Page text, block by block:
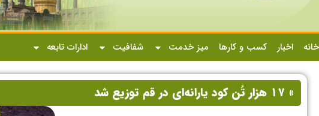
خانه
اخبار کسب و کارها میز خدمت شفافیت ادارات تابعه
» ۱۷ هزار تُن کود یارانه‌ای در قم توزیع شد